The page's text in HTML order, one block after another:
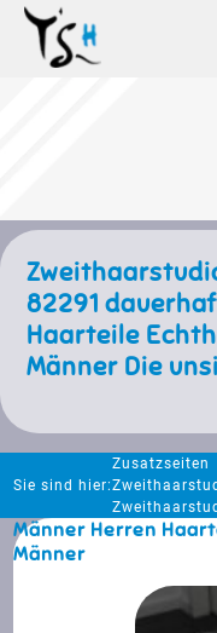
82291
Haarteile
Männer Die
Sie sind hier:
Zusatzseiten
Männer Herren
Männer